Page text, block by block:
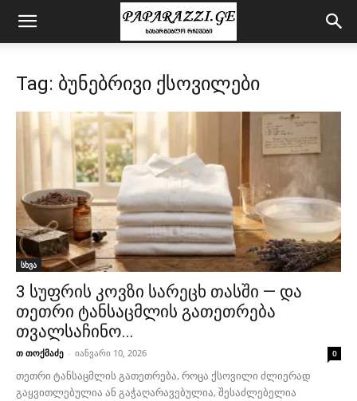
Tag: ბუნებრივი ქსოვილები
სხვა
3 სუფრის კოვზი სარეცხ თასში — და
თეთრი ტანსაცმლის გათეთრება
თვალსაჩინო...
თ თოქმაძე - იანვარი 10, 2026 0
თეთრი ტანსაცმლის გათეთრება, როცა ქსოვილი ძლიერად
გაყვითლებულია ან გაჭაღარავებულია, შესაძლებელია